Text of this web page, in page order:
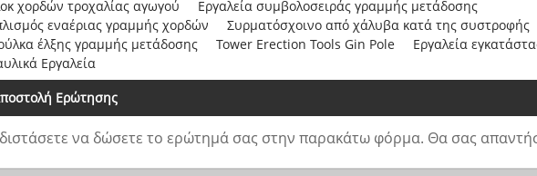
χορδών τροχαλίας αγωγού
Εργαλεία συμβολοσειράς γραμμής μετάδοσης
εναέριας γραμμής χορδών
Συρματόσχοινο από χάλυβα κατά της συστροφής
έλξης γραμμής μετάδοσης
Tower Erection Tools Gin Pole
Εργαλεία
Εργαλεία
Ερώτησης
να δώσετε το ερώτημά σας στην παρακάτω φόρμα. Θα σας